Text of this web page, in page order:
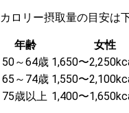
カロリー摂取量の目安は
年齢 女性
50～64歳 1,650〜
65～74歳 1,550〜
75歳以上 1,400〜